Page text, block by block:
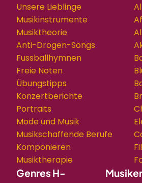
Unsere Lieblinge
Musikinstrumente
Musiktheorie
Anti-Drogen-Songs
Fussballhymnen
Freie Noten
Übungstipps
Konzertberichte
Portraits
Mode und Musik
Musikschaffende Berufe
Komponieren
Musiktherapie
Genres H-